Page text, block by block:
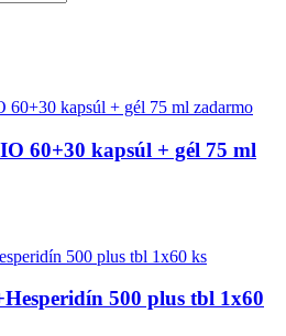
60+30 kapsúl + gél 75 ml
500 plus tbl 1x60